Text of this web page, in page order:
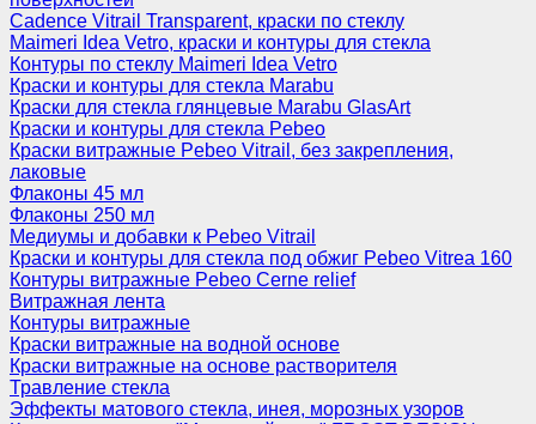
Cadence Vitrail Transparent, краски по стеклу
Maimeri Idea Vetro, краски и контуры для стекла
Контуры по стеклу Maimeri Idea Vetro
Краски и контуры для стекла Marabu
Краски для стекла глянцевые Marabu GlasArt
Краски и контуры для стекла Pebeo
Краски витражные Pebeo Vitrail, без закрепления,
лаковые
Флаконы 45 мл
Флаконы 250 мл
Медиумы и добавки к Pebeo Vitrail
Краски и контуры для стекла под обжиг Pebeo Vitrea 160
Контуры витражные Pebeo Cerne relief
Витражная лента
Контуры витражные
Краски витражные на водной основе
Краски витражные на основе растворителя
Травление стекла
Эффекты матового стекла, инея, морозных узоров